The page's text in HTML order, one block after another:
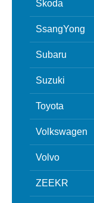
Skoda
SsangYong
Subaru
Suzuki
Toyota
Volkswagen
Volvo
ZEEKR